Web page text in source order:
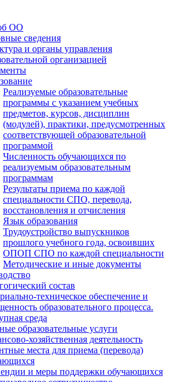
ОО
сведения
и органы управления
организацией
Реализуемые образовательные
программы с указанием учебных
предметов, курсов, дисциплин
(модулей), практики, предусмотренных
соответствующей образовательной
программой
Численность обучающихся по
реализуемым образовательным
программам
Результаты приема по каждой
специальности СПО, перевода,
восстановления и отчисления
Язык образования
Трудоустройство выпускников
прошлого учебного года, освоивших
ОПОП СПО по каждой специальности
Методические и иные документы
состав
техническое обеспечение и
образовательного процесса.
среда
образовательные услуги
хозяйственная деятельность
места для приема (перевода)
и меры поддержки обучающихся